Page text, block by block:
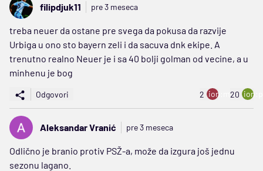
filipdjuk11 pre 3 meseca
treba neuer da ostane pre svega da pokusa da razvije
Urbiga u ono sto bayern zeli i da sacuva dnk ekipe. A
trenutno realno Neuer je i sa 40 bolji golman od vecine, a u
minhenu je bog
Odgovori 2 ion:minus
20
Aleksandar Vranić pre 3 meseca
Odlično je branio protiv PSŽ-a, može da izgura još jednu
sezonu lagano.